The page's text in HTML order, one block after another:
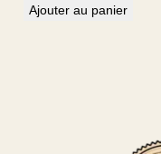
Ajouter au panier